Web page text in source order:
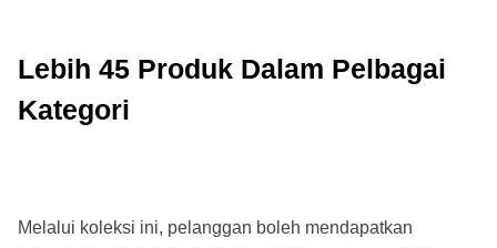
Lebih 45 Produk Dalam Pelbagai
Kategori
Melalui koleksi ini, pelanggan boleh mendapatkan